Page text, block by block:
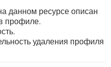
ВКОНТАКТЕ
GOOGLE
ИГРЫ
TELEGRAM
INSTAGRAM
ИГРЫ
данном ресурсе описан
профиле.
удаления профиля